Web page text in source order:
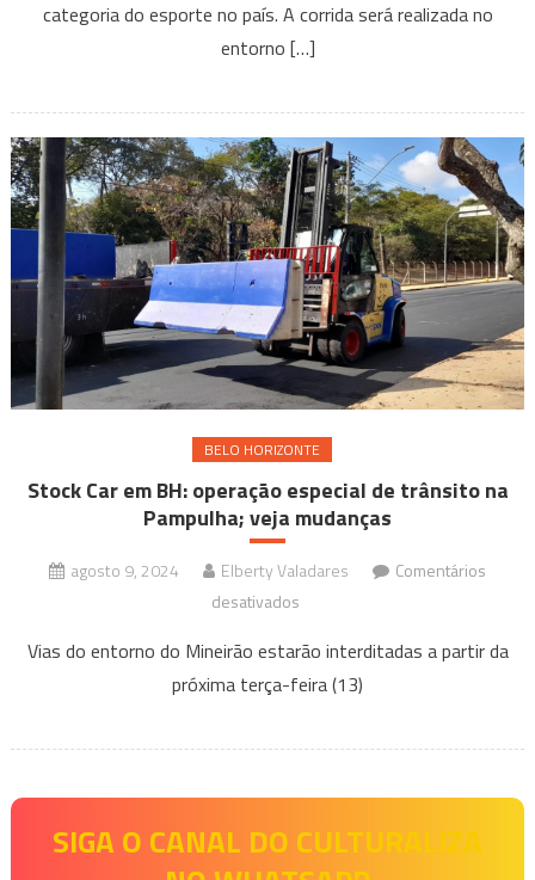
Cover
BH
Stock
categoria do esporte no país. A corrida será realizada no
entorno […]
BELO HORIZONTE
Stock Car em BH: operação especial de trânsito na
Pampulha; veja mudanças
agosto 9, 2024 Elberty Valadares
Comentários
desativados
Car
em
operação
trânsito
na
Vias do entorno do Mineirão estarão interditadas a partir da
próxima terça-feira (13)
SIGA O CANAL DO CULTURALIZA